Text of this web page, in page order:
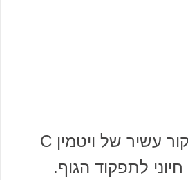
תפוזים מהווים מקור עשיר של ויטמין C
לתפקוד הגוף.